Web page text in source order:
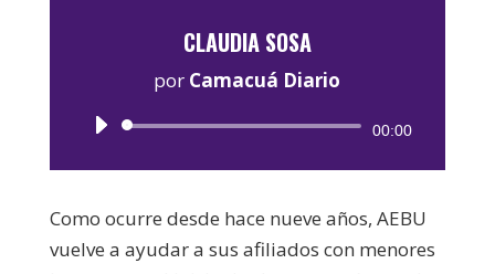
CLAUDIA SOSA
por Camacuá Diario
Reproductor
00:00
Como ocurre desde hace nueve años, AEBU
vuelve a ayudar a sus afiliados con menores